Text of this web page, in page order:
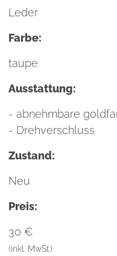
Leder
Farbe:
taupe
Ausstattung:
- abnehmbare
- Drehverschluss
Zustand:
Neu
Preis:
30 €
(inkl. MwSt.)